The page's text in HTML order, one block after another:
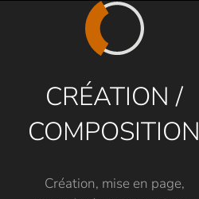
CRÉATION /
COMPOSITION
Création, mise en page,